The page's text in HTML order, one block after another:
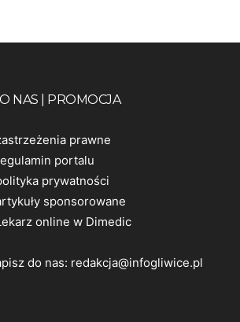
O NAS | PROMOCJA
prawne
portalu
prywatności
sponsorowane
online w Dimedic
do nas: redakcja@infogliwice.pl